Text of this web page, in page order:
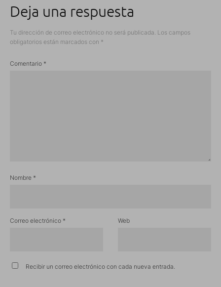
Deja una respuesta
Tu dirección de correo electrónico no será publicada. Los campos
obligatorios están marcados con *
Comentario *
Nombre *
Correo electrónico * Web
Recibir un correo electrónico con cada nueva entrada.